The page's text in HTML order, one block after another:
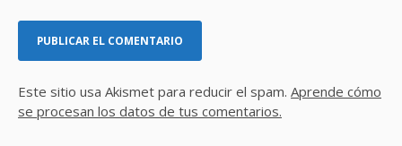
Este sitio usa Akismet para reducir el spam. Aprende cómo
se procesan los datos de tus comentarios.